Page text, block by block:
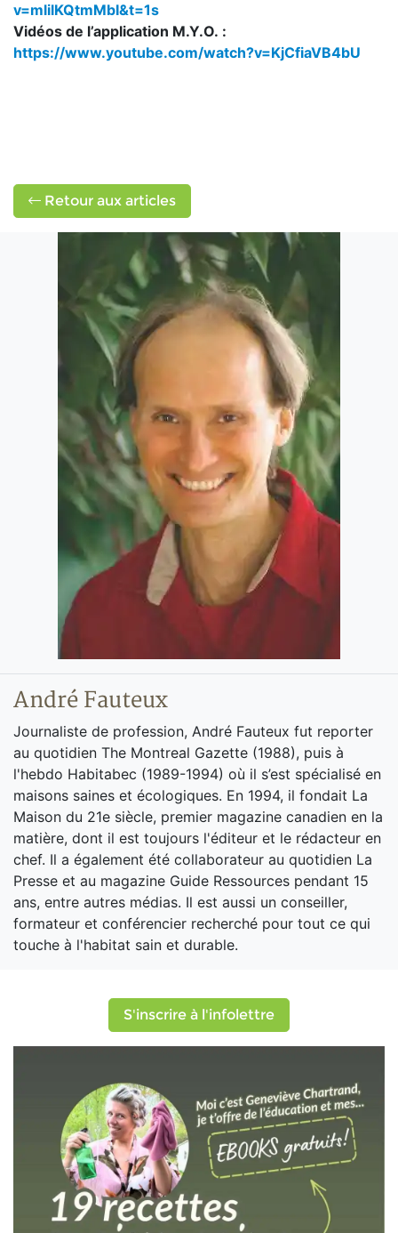
v=mlilKQtmMbI&t=1s
Vidéos de l’application M.Y.O. :
https://www.youtube.com/watch?v=KjCfiaVB4bU
Retour aux articles
André Fauteux
Journaliste de profession, André Fauteux fut reporter
au quotidien The Montreal Gazette (1988), puis à
l'hebdo Habitabec (1989-1994) où il s’est spécialisé en
maisons saines et écologiques. En 1994, il fondait La
Maison du 21e siècle, premier magazine canadien en la
matière, dont il est toujours l'éditeur et le rédacteur en
chef. Il a également été collaborateur au quotidien La
Presse et au magazine Guide Ressources pendant 15
ans, entre autres médias. Il est aussi un conseiller,
formateur et conférencier recherché pour tout ce qui
touche à l'habitat sain et durable.
S'inscrire à l'infolettre